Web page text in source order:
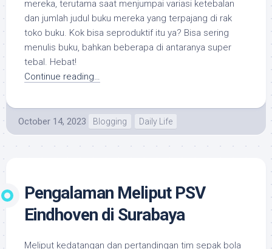
mereka, terutama saat menjumpai variasi ketebalan
dan jumlah judul buku mereka yang terpajang di rak
toko buku. Kok bisa seproduktif itu ya? Bisa sering
menulis buku, bahkan beberapa di antaranya super
tebal. Hebat!
Continue reading…
October 14, 2023 Blogging Daily Life
Pengalaman Meliput PSV
Eindhoven di Surabaya
Meliput kedatangan dan pertandingan tim sepak bola